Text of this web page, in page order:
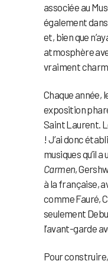
associée au
également dans
et, bien que
atmosphère
vraiment
Chaque année,
exposition
Saint Laurent.
! J’ai donc
musiques qu’il
Carmen,
à la française,
comme Fauré,
seulement
l’avant-garde
Pour